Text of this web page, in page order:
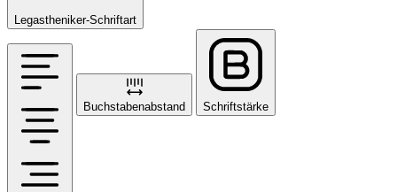
Legastheniker-Schriftart
Buchstabenabstand Schriftstärke